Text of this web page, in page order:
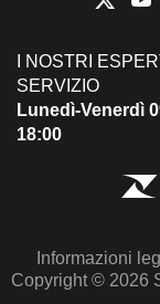
I NOSTRI
SERVIZIO
Lunedì-Venerdì
18:00
Informazioni
Copyright © 2026